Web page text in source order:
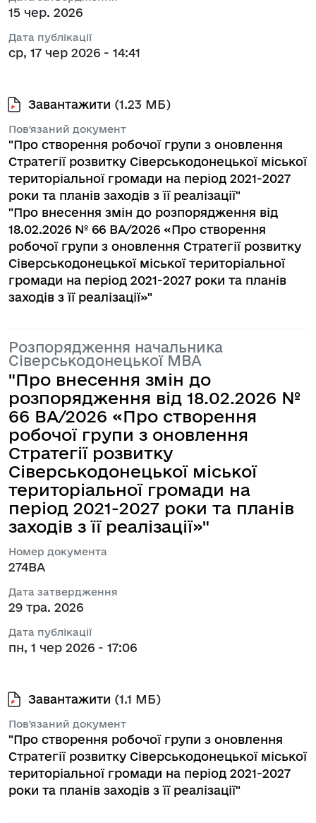
15 чер. 2026
Дата публікації
ср, 17 чер 2026 - 14:41
Завантажити (1.23 МБ)
Пов'язаний документ
"Про створення робочої групи з оновлення
Стратегії розвитку Сіверськодонецької міської
територіальної громади на період 2021-2027
роки та планів заходів з її реалізації"
"Про внесення змін до розпорядження від
18.02.2026 № 66 BA/2026 «Про створення
робочої групи з оновлення Стратегії розвитку
Сіверськодонецької міської територіальної
громади на період 2021-2027 роки та планів
заходів з її реалізації»"
Розпорядження начальника
Сіверськодонецької МВА
"Про внесення змін до
розпорядження від 18.02.2026 №
66 BA/2026 «Про створення
робочої групи з оновлення
Стратегії розвитку
Сіверськодонецької міської
територіальної громади на
період 2021-2027 роки та планів
заходів з її реалізації»"
Номер документа
274ВА
Дата затвердження
29 тра. 2026
Дата публікації
пн, 1 чер 2026 - 17:06
Завантажити (1.1 МБ)
Пов'язаний документ
"Про створення робочої групи з оновлення
Стратегії розвитку Сіверськодонецької міської
територіальної громади на період 2021-2027
роки та планів заходів з її реалізації"